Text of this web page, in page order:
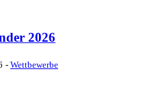
2026
- Wettbewerbe